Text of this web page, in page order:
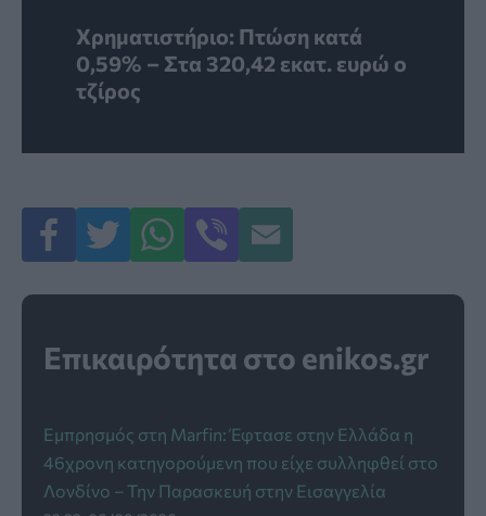
Χρηματιστήριο: Πτώση κατά
0,59% – Στα 320,42 εκατ. ευρώ ο
τζίρος
Επικαιρότητα στο enikos.gr
Εμπρησμός στη Marfin: Έφτασε στην Ελλάδα η
46χρονη κατηγορούμενη που είχε συλληφθεί στο
Λονδίνο – Την Παρασκευή στην Εισαγγελία